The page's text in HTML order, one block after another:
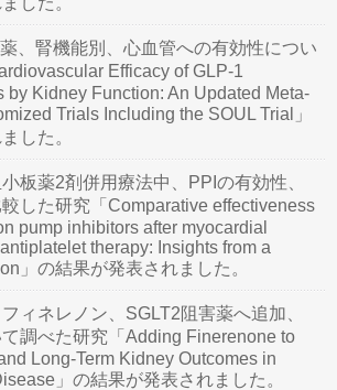
、腎機能別、心血管への有効性につい
Efficacy of GLP-1
by Kidney Function: An Updated Meta-
Trials Including the SOUL Trial」
した。
板薬2剤併用療法中、PPIの有効性、
した研究「Comparative effectiveness
pump inhibitors after myocardial
therapy: Insights from a
」の結果が発表されました。
ィネレノン、SGLT2阻害薬へ追加、
調べた研究「Adding Finerenone to
Long-Term Kidney Outcomes in
」の結果が発表されました。